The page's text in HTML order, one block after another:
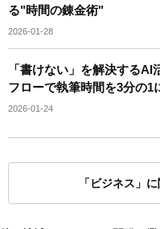
る"時間の錬金術"
2026-01-28
「書けない」を解決するAI
フローで執筆時間を3分の1
2026-01-24
「ビジネス」